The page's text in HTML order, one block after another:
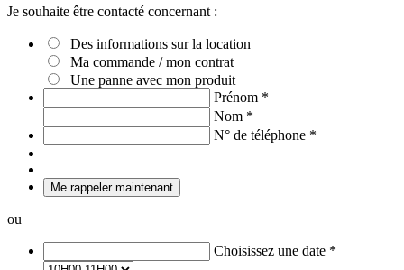
Je souhaite être contacté concernant :
Des informations sur la location
Ma commande / mon contrat
Une panne avec mon produit
Prénom *
Nom *
N° de téléphone *
Me rappeler maintenant
ou
Choisissez une date *